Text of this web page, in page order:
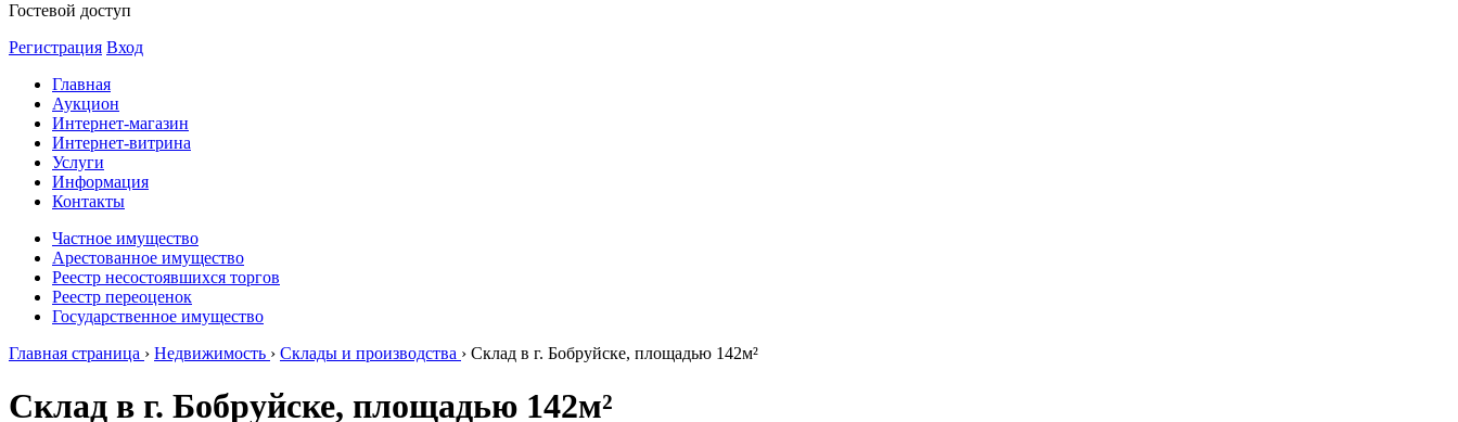
Гостевой доступ
Регистрация Вход
Главная
Аукцион
Интернет-магазин
Интернет-витрина
Услуги
Информация
Контакты
Частное имущество
Арестованное имущество
Реестр несостоявшихся торгов
Реестр переоценок
Государственное имущество
Главная страница › Недвижимость › Склады и производства › Склад в г. Бобруйске, площадью 142м²
Склад в г. Бобруйске, площадью 142м²